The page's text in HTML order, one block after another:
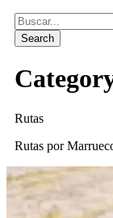
Rutas
Rutas por